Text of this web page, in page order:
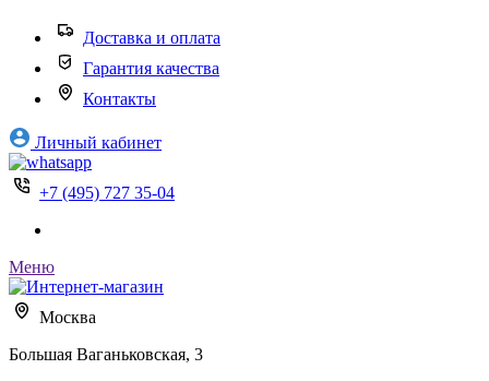
Доставка и оплата
Гарантия качества
Контакты
Личный кабинет
+7 (495) 727 35-04
Меню
Москва
Большая Ваганьковская, 3